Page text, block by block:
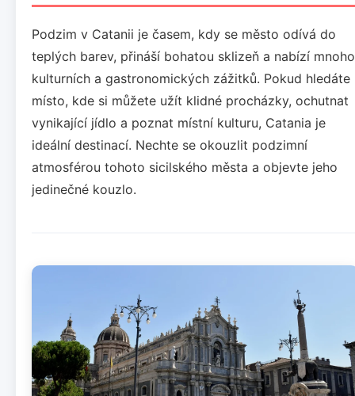
Podzim v Catanii je časem, kdy se město odívá do
teplých barev, přináší bohatou sklizeň a nabízí mnoho
kulturních a gastronomických zážitků. Pokud hledáte
místo, kde si můžete užít klidné procházky, ochutnat
vynikající jídlo a poznat místní kulturu, Catania je
ideální destinací. Nechte se okouzlit podzimní
atmosférou tohoto sicilského města a objevte jeho
jedinečné kouzlo.